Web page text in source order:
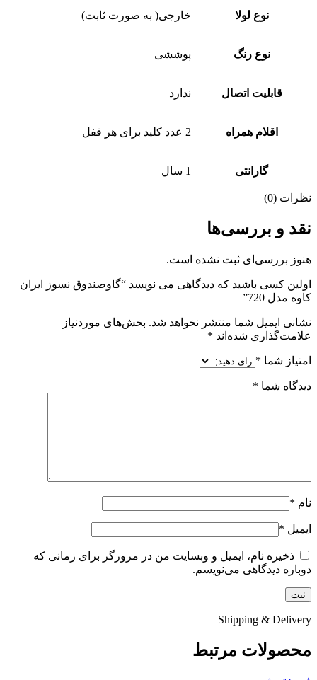
نوع لولا خارجی( به صورت ثابت)
نوع رنگ پوششی
قابلیت اتصال ندارد
اقلام همراه 2 عدد کلید برای هر قفل
گارانتی 1 سال
نظرات (0)
نقد و بررسی‌ها
هنوز بررسی‌ای ثبت نشده است.
اولین کسی باشید که دیدگاهی می نویسد “گاوصندوق نسوز ایران
کاوه مدل 720”
نشانی ایمیل شما منتشر نخواهد شد. بخش‌های موردنیاز
علامت‌گذاری شده‌اند *
امتیاز شما *
دیدگاه شما *
نام *
ایمیل *
ذخیره نام، ایمیل و وبسایت من در مرورگر برای زمانی که
دوباره دیدگاهی می‌نویسم.
Shipping & Delivery
محصولات مرتبط